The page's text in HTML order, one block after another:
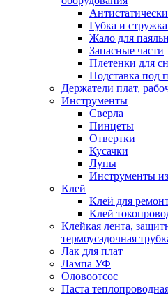
Губка и
Жало для
Запасные части
Плетенки для
Подставка под
Держатели плат,
Инструменты
Сверла
Пинцеты
Отвертки
Кусачки
Лупы
Инструменты
Клей
Клей для
Клей
Клейкая лента,
термоусадочная
Лак для плат
Лампа УФ
Оловоотсос
Паста